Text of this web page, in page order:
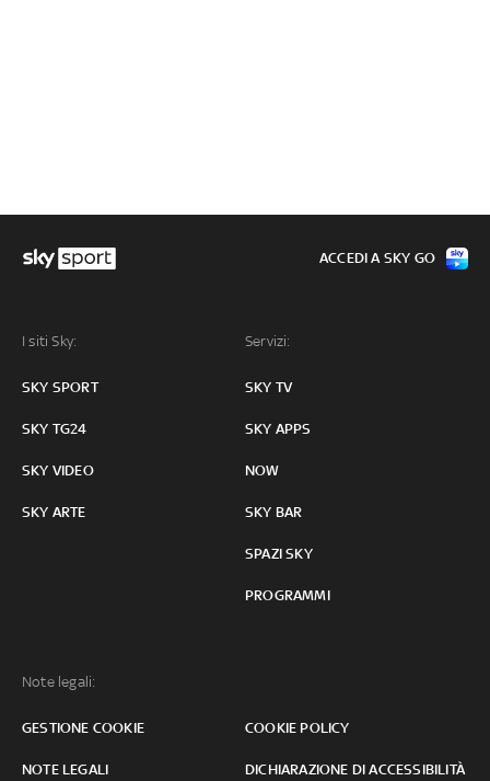
I siti Sky:
SKY SPORT
SKY TG24
SKY VIDEO
SKY ARTE
Servizi:
SKY TV
SKY APPS
NOW
SKY BAR
SPAZI SKY
PROGRAMMI
Note legali:
GESTIONE COOKIE COOKIE POLICY
NOTE LEGALI DICHIARAZIONE DI ACCESSIBILITÀ
ACCEDI A SKY GO